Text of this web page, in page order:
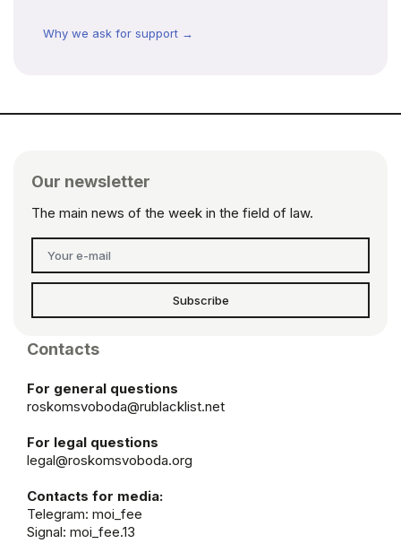
Why we ask for support →
Our newsletter
The main news of the week in the field of law.
Subscribe
Contacts
For general questions
roskomsvoboda@rublacklist.net
For legal questions
legal@roskomsvoboda.org
Contacts for media:
Telegram: moi_fee
Signal: moi_fee.13